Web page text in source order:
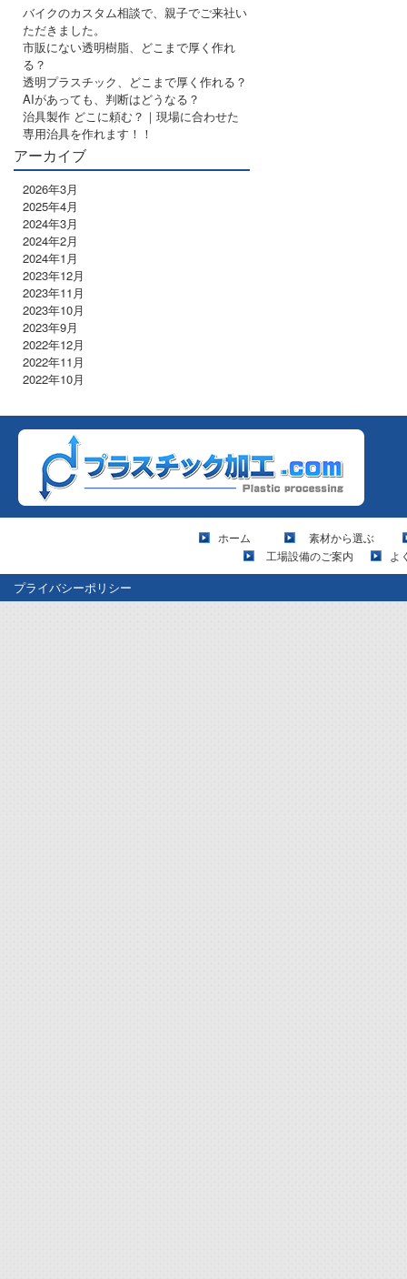
バイクのカスタム相談で、親子でご来社い
ただきました。
市販にない透明樹脂、どこまで厚く作れ
る？
透明プラスチック、どこまで厚く作れる？
AIがあっても、判断はどうなる？
治具製作 どこに頼む？｜現場に合わせた
専用治具を作れます！！
アーカイブ
2026年3月
2025年4月
2024年3月
2024年2月
2024年1月
2023年12月
2023年11月
2023年10月
2023年9月
2022年12月
2022年11月
2022年10月
ホーム
素材から選ぶ
工場設備のご案内
よ
プライバシーポリシー